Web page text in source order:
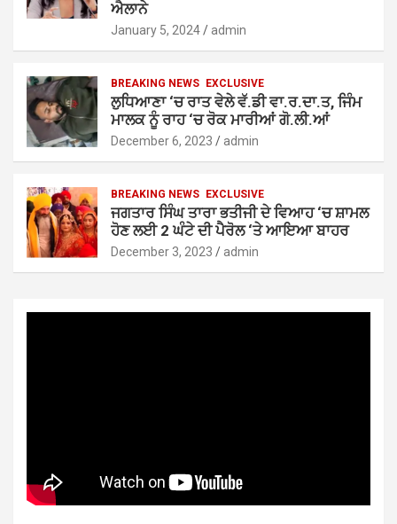
ਐਲਾਨੇ
January 5, 2024 admin
BREAKING NEWS EXCLUSIVE
ਲੁਧਿਆਣਾ ‘ਚ ਰਾਤ ਵੇਲੇ ਵੱ.ਡੀ ਵਾ.ਰ.ਦਾ.ਤ, ਜਿੰਮ
ਮਾਲਕ ਨੂੰ ਰਾਹ ‘ਚ ਰੋਕ ਮਾਰੀਆਂ ਗੋ.ਲੀ.ਆਂ
December 6, 2023 admin
BREAKING NEWS EXCLUSIVE
ਜਗਤਾਰ ਸਿੰਘ ਤਾਰਾ ਭਤੀਜੀ ਦੇ ਵਿਆਹ ‘ਚ ਸ਼ਾਮਲ
ਹੋਣ ਲਈ 2 ਘੰਟੇ ਦੀ ਪੈਰੋਲ ‘ਤੇ ਆਇਆ ਬਾਹਰ
December 3, 2023 admin